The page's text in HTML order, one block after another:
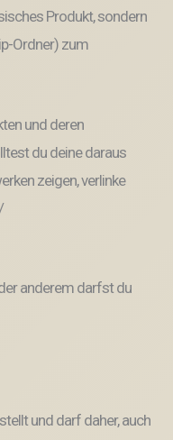
Produkt, sondern
Ordner) zum
und deren
du deine daraus
zeigen, verlinke
anderem darfst du
und darf daher, auch